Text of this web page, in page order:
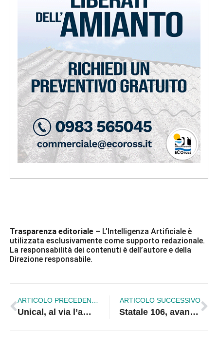
Trasparenza editoriale – L’Intelligenza Artificiale è
utilizzata esclusivamente come supporto redazionale.
La responsabilità dei contenuti è dell’autore e della
Direzione responsabile.
Unical, al via l’ammissione alle lauree magistrali
ARTICOLO SUCCESSIVO
Statale 106, avanti tutta: aggiudicati i lavori da Catanzaro a Crotone, attesa per Sibari